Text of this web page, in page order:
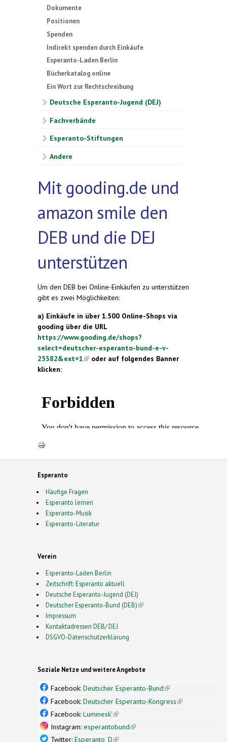
Dokumente
Positionen
Spenden
Indirekt spenden durch Einkäufe
Esperanto-Laden Berlin
Bücherkatalog online
Ein Wort zur Rechtschreibung
Deutsche Esperanto-Jugend (DEJ)
Fachverbände
Esperanto-Stiftungen
Andere
Mit gooding.de und
amazon smile den
DEB und die DEJ
unterstützen
Um den DEB bei Online-Einkäufen zu unterstützen
gibt es zwei Möglichkeiten:
a) Einkäufe in über 1.500 Online-Shops via
gooding über die URL
https://www.gooding.de/shops?
select=deutscher-esperanto-bund-e-v-
25382&ext=1(link is external)
oder auf folgendes Banner
klicken:
Esperanto
Häufige Fragen
Esperanto lernen
Esperanto-Musik
Esperanto-Literatur
Verein
Esperanto-Laden Berlin
Zeitschrift: Esperanto aktuell
Deutsche Esperanto-Jugend (DEJ)
Deutscher Esperanto-Bund (DEB)(link is external)
Impressum
Kontaktadressen DEB/ DEJ
DSGVO-Datenschutzerklärung
Soziale Netze und weitere Angebote
Facebook: Deutscher Esperanto-Bund(link is
external)
Facebook: Deutscher Esperanto-Kongress(link is
Facebook: Luminesk'(link is external)
Instagram: esperantobund(link is external)
Twitter: Esperanto_D(link is external)